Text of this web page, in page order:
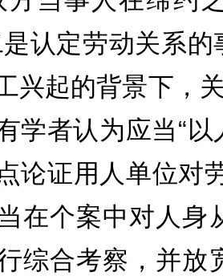
是认定劳动关系
兴起的背景下，
学者认为应当“
论证用人单位对
在个案中对人身
综合考察，并